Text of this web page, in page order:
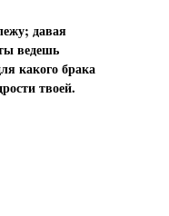
давая
ведешь
какого брака
твоей.